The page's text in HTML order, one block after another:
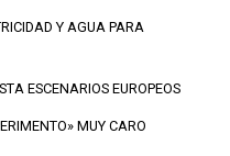
Y AGUA PARA
ESCENARIOS EUROPEOS
MUY CARO